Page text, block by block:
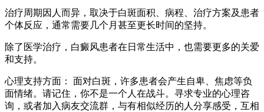
治疗周期因人而异，取决于白斑面积、病程、治疗方案及患者
个体反应，通常需要几个月甚至更长时间的坚持。
除了医学治疗，白癜风患者在日常生活中，也需要更多的关爱
和支持。
心理支持方面： 面对白斑，许多患者会产生自卑、焦虑等负
面情绪。请记住，你不是一个人在战斗。寻求专业的心理咨
询，或者加入病友交流群，与有相似经历的人分享感受，互相